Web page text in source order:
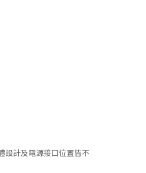
設計及電源接口位置皆不